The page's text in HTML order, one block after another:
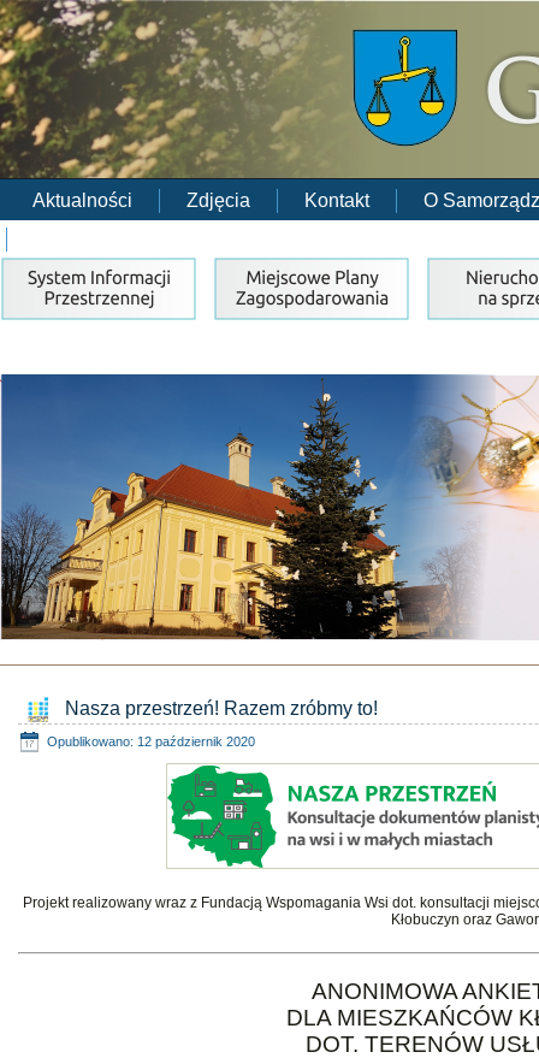
Aktualności Zdjęcia Kontakt
O
Nasza przestrzeń! Razem zróbmy to!
Opublikowano: 12 październik 2020
Projekt realizowany wraz z Fundacją Wspomagania Wsi dot. konsultacji
Kłobuczyn oraz
ANONIMOWA
DLA MIESZKAŃCÓW
DOT. TERENÓW